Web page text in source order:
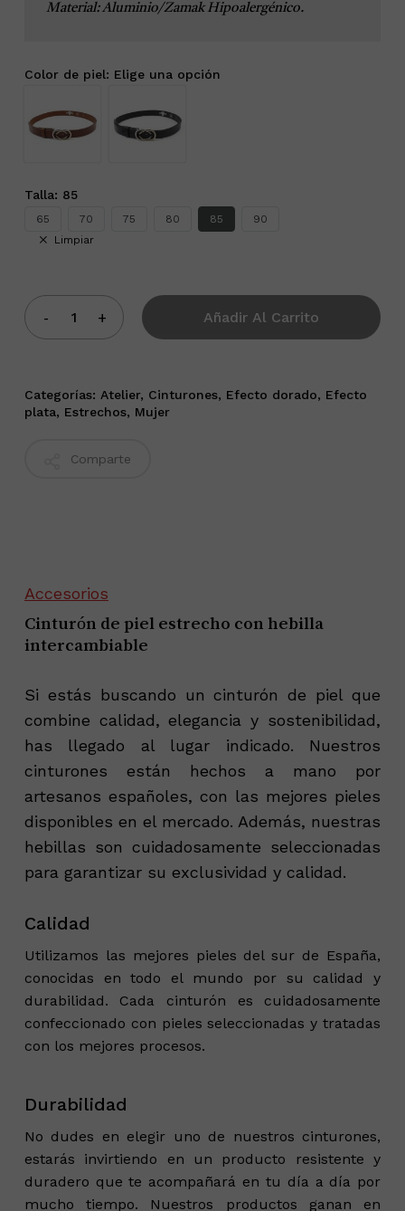
Material: Aluminio/Zamak Hipoalergénico.
Color de piel: Elige una opción
Talla: 85
65 70 75 80 85
90
Limpiar
Añadir Al Carrito
Categorías: Atelier, Cinturones, Efecto dorado, Efecto
plata, Estrechos, Mujer
Comparte
Accesorios
Cinturón de piel estrecho con hebilla
intercambiable
Si estás buscando un cinturón de piel que
combine calidad, elegancia y sostenibilidad,
has llegado al lugar indicado. Nuestros
cinturones están hechos a mano por
artesanos españoles, con las mejores pieles
disponibles en el mercado. Además, nuestras
hebillas son cuidadosamente seleccionadas
para garantizar su exclusividad y calidad.
Calidad
Utilizamos las mejores pieles del sur de España,
conocidas en todo el mundo por su calidad y
durabilidad. Cada cinturón es cuidadosamente
confeccionado con pieles seleccionadas y tratadas
con los mejores procesos.
Durabilidad
No dudes en elegir uno de nuestros cinturones,
estarás invirtiendo en un producto resistente y
duradero que te acompañará en tu día a día por
mucho tiempo. Nuestros productos ganan en